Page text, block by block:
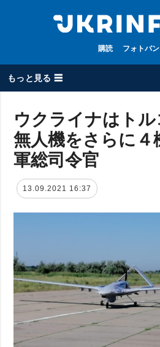
購読 フォトバ
もっと見る ☰
全てのトピック
戦争
政治
経済・復興
スポーツ
犯罪
事故・緊急事態
追加
ウクライナはト
無人機をさらに４
軍総司令官
13.09.2021 16:37